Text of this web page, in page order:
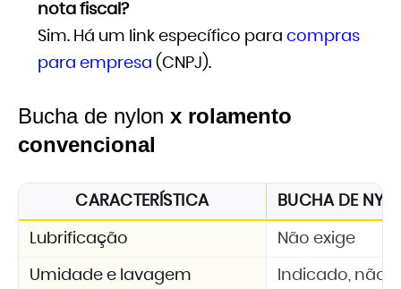
nota fiscal?
Sim. Há um link específico para compras
para empresa (CNPJ).
Bucha de nylon x rolamento
convencional
CARACTERÍSTICA BUCHA DE
Lubrificação Não exige
Umidade e lavagem Indicado, não